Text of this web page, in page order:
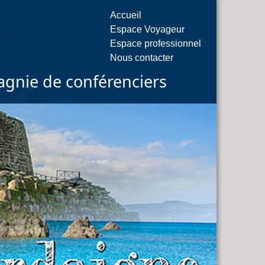
Accueil
Espace Voyageur
Espace professionnel
Nous contacter
de conférenciers